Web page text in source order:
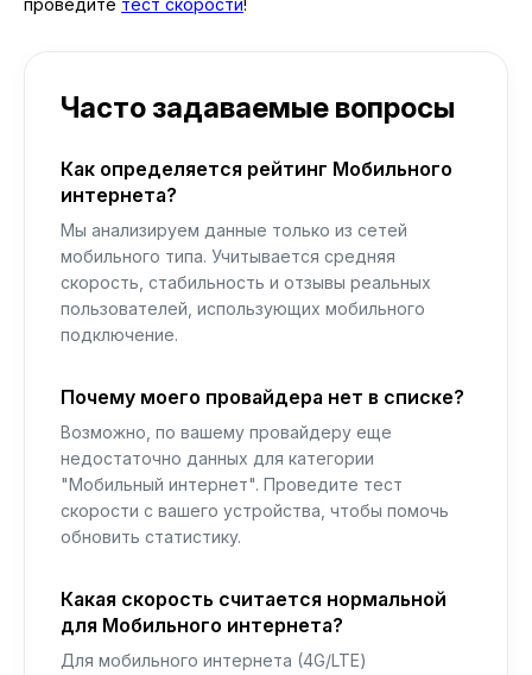
проведите тест скорости!
Часто задаваемые вопросы
Как определяется рейтинг Мобильного
интернета?
Мы анализируем данные только из сетей
мобильного типа. Учитывается средняя
скорость, стабильность и отзывы реальных
пользователей, использующих мобильного
подключение.
Почему моего провайдера нет в списке?
Возможно, по вашему провайдеру еще
недостаточно данных для категории
"Мобильный интернет". Проведите тест
скорости с вашего устройства, чтобы помочь
обновить статистику.
Какая скорость считается нормальной
для Мобильного интернета?
Для мобильного интернета (4G/LTE)